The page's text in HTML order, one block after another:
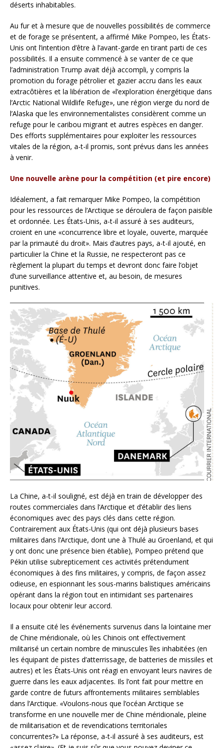
déserts inhabitables.
Au fur et à mesure que de nouvelles possibilités de commerce
et de forage se présentent, a affirmé Mike Pompeo, les États-
Unis ont l’intention d’être à l’avant-garde en tirant parti de ces
possibilités. Il a ensuite commencé à se vanter de ce que
l’administration Trump avait déjà accompli, y compris la
promotion du forage pétrolier et gazier accru dans les eaux
extracôtières et la libération de «l’exploration énergétique dans
l’Arctic National Wildlife Refuge», une région vierge du nord de
l’Alaska que les environnementalistes considèrent comme un
refuge pour le caribou migrant et autres espèces en danger.
Des efforts supplémentaires pour exploiter les ressources
vitales de la région, a-t-il promis, sont prévus dans les années
à venir.
Une nouvelle arène pour la compétition (et pire encore)
Idéalement, a fait remarquer Mike Pompeo, la compétition
pour les ressources de l’Arctique se déroulera de façon paisible
et ordonnée. Les États-Unis, a-t-il assuré à ses auditeurs,
croient en une «concurrence libre et loyale, ouverte, marquée
par la primauté du droit». Mais d’autres pays, a-t-il ajouté, en
particulier la Chine et la Russie, ne respecteront pas ce
règlement la plupart du temps et devront donc faire l’objet
d’une surveillance attentive et, au besoin, de mesures
punitives.
La Chine, a-t-il souligné, est déjà en train de développer des
routes commerciales dans l’Arctique et d’établir des liens
économiques avec des pays clés dans cette région.
Contrairement aux États-Unis (qui ont déjà plusieurs bases
militaires dans l’Arctique, dont une à Thulé au Groenland, et qui
y ont donc une présence bien établie), Pompeo prétend que
Pékin utilise subrepticement ces activités prétendument
économiques à des fins militaires, y compris, de façon assez
odieuse, en espionnant les sous-marins balistiques américains
opérant dans la région tout en intimidant ses partenaires
locaux pour obtenir leur accord.
Il a ensuite cité les événements survenus dans la lointaine mer
de Chine méridionale, où les Chinois ont effectivement
militarisé un certain nombre de minuscules îles inhabitées (en
les équipant de pistes d’atterrissage, de batteries de missiles et
autres) et les États-Unis ont réagi en envoyant leurs navires de
guerre dans les eaux adjacentes. Ils l’ont fait pour mettre en
garde contre de futurs affrontements militaires semblables
dans l’Arctique. «Voulons-nous que l’océan Arctique se
transforme en une nouvelle mer de Chine méridionale, pleine
de militarisation et de revendications territoriales
concurrentes?» La réponse, a-t-il assuré à ses auditeurs, est